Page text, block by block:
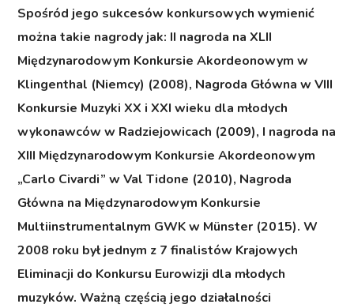
Spośród jego sukcesów konkursowych wymienić
można takie nagrody jak: II nagroda na XLII
Międzynarodowym Konkursie Akordeonowym w
Klingenthal (Niemcy) (2008), Nagroda Główna w VIII
Konkursie Muzyki XX i XXI wieku dla młodych
wykonawców w Radziejowicach (2009), I nagroda na
XIII Międzynarodowym Konkursie Akordeonowym
„Carlo Civardi” w Val Tidone (2010), Nagroda
Główna na Międzynarodowym Konkursie
Multiinstrumentalnym GWK w Münster (2015). W
2008 roku był jednym z 7 finalistów Krajowych
Eliminacji do Konkursu Eurowizji dla młodych
muzyków. Ważną częścią jego działalności